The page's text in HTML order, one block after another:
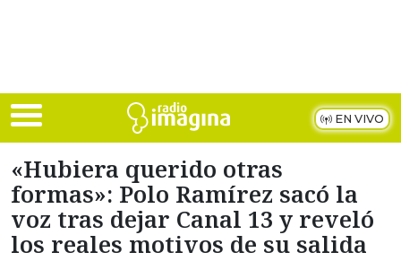
EN VIVO
«Hubiera querido otras
formas»: Polo Ramírez sacó la
voz tras dejar Canal 13 y reveló
los reales motivos de su salida